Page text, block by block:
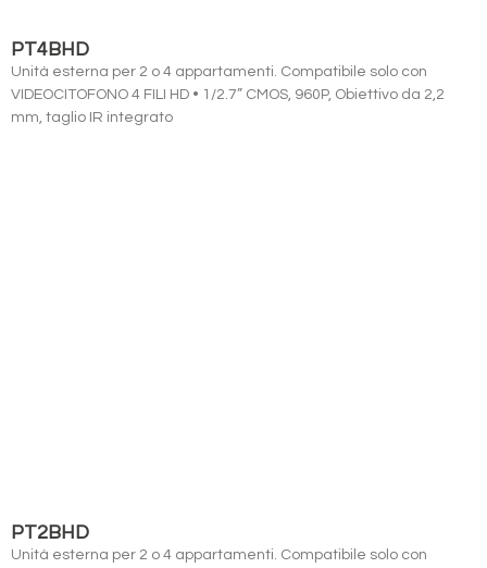
PT4BHD
Unità esterna per 2 o 4 appartamenti. Compatibile solo con
VIDEOCITOFONO 4 FILI HD • 1/2.7” CMOS, 960P, Obiettivo da 2,2
mm, taglio IR integrato
PT2BHD
Unità esterna per 2 o 4 appartamenti. Compatibile solo con